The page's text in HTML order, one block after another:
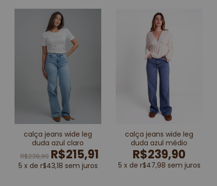
calça jeans wide leg
duda azul claro
R$239,90 R$215,91
5 x de r$43,18 sem juros
calça jeans wide leg
duda azul médio
R$239,90
5 x de r$47,98 sem juros